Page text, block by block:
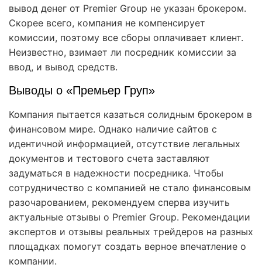
вывод денег от Premier Group не указан брокером.
Скорее всего, компания не компенсирует
комиссии, поэтому все сборы оплачивает клиент.
Неизвестно, взимает ли посредник комиссии за
ввод, и вывод средств.
Выводы о «Премьер Груп»
Компания пытается казаться солидным брокером в
финансовом мире. Однако наличие сайтов с
идентичной информацией, отсутствие легальных
документов и тестового счета заставляют
задуматься в надежности посредника. Чтобы
сотрудничество с компанией не стало финансовым
разочарованием, рекомендуем сперва изучить
актуальные отзывы о Premier Group. Рекомендации
экспертов и отзывы реальных трейдеров на разных
площадках помогут создать верное впечатление о
компании.